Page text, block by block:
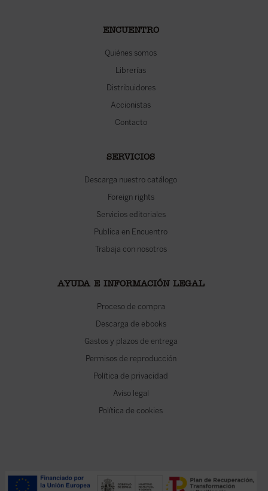
ENCUENTRO
Quiénes somos
Librerías
Distribuidores
Accionistas
Contacto
SERVICIOS
Descarga nuestro catálogo
Foreign rights
Servicios editoriales
Publica en Encuentro
Trabaja con nosotros
AYUDA E INFORMACIÓN LEGAL
Proceso de compra
Descarga de ebooks
Gastos y plazos de entrega
Permisos de reproducción
Política de privacidad
Aviso legal
Política de cookies